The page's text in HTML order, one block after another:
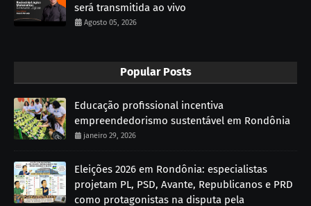
será transmitida ao vivo
Agosto 05, 2026
Popular Posts
Educação profissional incentiva
empreendedorismo sustentável em Rondônia
janeiro 29, 2026
Eleições 2026 em Rondônia: especialistas
projetam PL, PSD, Avante, Republicanos e PRD
como protagonistas na disputa pela